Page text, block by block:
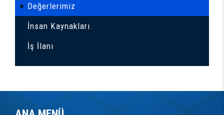
Değerlerimiz
İnsan Kaynakları
İş İlanı